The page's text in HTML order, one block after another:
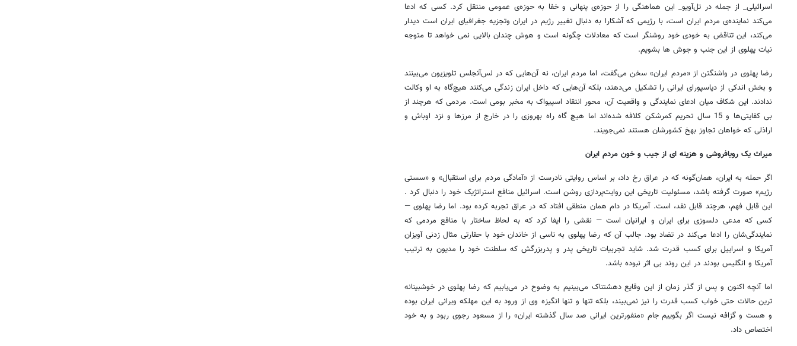
اسرائیلی_ از جمله در تل‌آویو_ این هماهنگی را از حوزه‌ی پنهانی و خفا به حوزه‌ی عمومی منتقل کرد. کسی که ادعا
می‌کند نماینده‌ی مردم ایران است، با رژیمی که آشکارا به دنبال تغییر رژیم در ایران وتجزیه جغرافیای ایران است دیدار
می‌کند، این تناقض به خودی خود روشنگر است که معادلات چگونه است و هوش چندان بالایی نمی خواهد تا متوجه
نیات پهلوی از این جنب و جوش ها بشویم.
رضا پهلوی در واشنگتن از «مردم ایران» سخن می‌گفت، اما مردم ایران، نه آن‌هایی که در لس‌آنجلس تلویزیون می‌بینند
و بخش اندکی از دیاسپورای ایرانی را تشکیل می‌دهند، بلکه آن‌هایی که داخل ایران زندگی می‌کنند هیچ‌گاه به او وکالت
ندادند. این شکاف میان ادعای نمایندگی و واقعیت آن، محور انتقاد اسپیواک به مخبر بومی است. مردمی که هرچند از
بی کفایتی‌ها و 15 سال تحریم کمرشکن کلافه شده‌اند اما هیچ گاه راه بهروزی را در خارج از مرزها و نزد اوباش و
اراذلی که خواهان تجاوز بهخ کشورشان هستند نمی‌جویند.
میراث یک رویافروشی و هزینه ای از جیب و خون مردم ایران
اگر حمله به ایران، همان‌گونه که در عراق رخ داد، بر اساس روایتی نادرست از «آمادگی مردم برای استقبال» و «سستی
رژیم» صورت گرفته باشد، مسئولیت تاریخی این روایت‌پردازی روشن است. اسرائیل منافع استراتژیک خود را دنبال کرد .
این قابل فهم، هرچند قابل نقد، است. آمریکا در دام همان منطقی افتاد که در عراق تجربه کرده بود. اما رضا پهلوی —
کسی که مدعی دلسوزی برای ایران و ایرانیان است — نقشی را ایفا کرد که به لحاظ ساختار با منافع مردمی که
نمایندگی‌شان را ادعا می‌کند در تضاد بود. جالب آن که رضا پهلوی به تاسی از خاندان خود با حقارتی مثال زدنی آویزان
آمریکا و اسراییل برای کسب قدرت شد. شاید تجربیات تاریخی پدر و پدربزرگش که سلطنت خود را مدیون به ترتیب
آمریکا و انگلیس بودند در این روند بی اثر نبوده باشد.
اما آنچه اکنون و پس از گذر زمان از این وقایع دهشتناک می‌بینیم به وضوح در می‌یابیم که رضا پهلوی در خوشبینانه
ترین حالات حتی خواب کسب قدرت را نیز نمی‌بیند، بلکه تنها و تنها انگیزه وی از ورود به این مهلکه ویرانی ایران بوده
و هست و گزافه نیست اگر بگوییم جام «منفورترین ایرانی صد سال گذشته ایران» را از مسعود رجوی ربود و به خود
اختصاص داد.